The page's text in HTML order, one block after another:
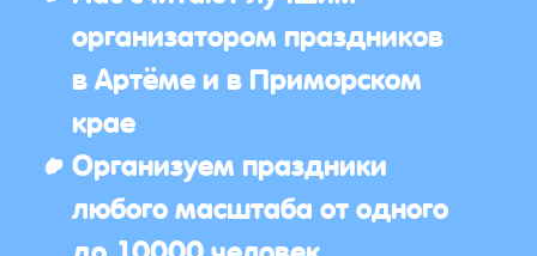
организатором праздников
в Артёме и в Приморском
крае
Организуем праздники
любого масштаба от одного